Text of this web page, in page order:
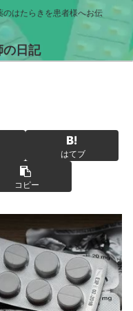
はたらきを患者様へお伝
日記
はてブ
コピー